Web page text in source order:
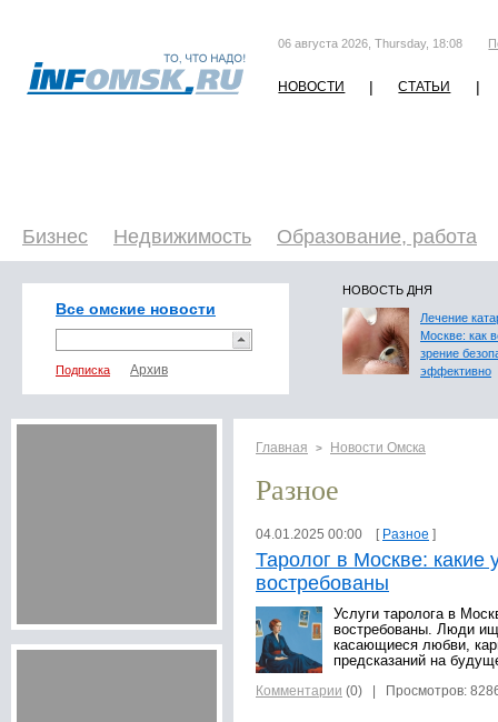
06 августа 2026, Thursday, 18:08
НОВОСТИ | СТАТЬИ |
Бизнес Недвижимость Образование, работа
Все омские новости
Подписка
НОВОСТЬ ДНЯ
Лечение
Москве: как
зрение
эффективно
Главная > Новости Омска
Разное
04.01.2025 00:00 [ Разное ]
Таролог в Москве: какие
востребованы
Услуги таролога в
востребованы. Люди
касающиеся любви,
предсказаний на
Комментарии (0) | Просмотров: